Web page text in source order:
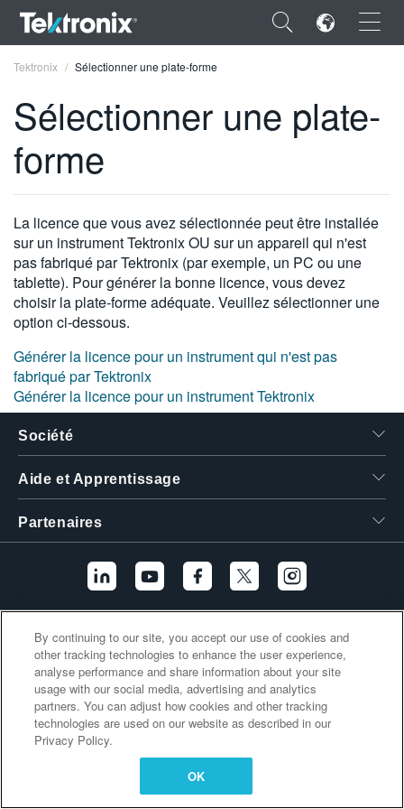
×
ENGLISH
DEUTSCH
VIỆT NAM
简体中文
日本語
한국어
Tektronix Sélectionner une plate-forme
Sélectionner une plate-
forme
La licence que vous avez sélectionnée peut être installée
sur un instrument Tektronix OU sur un appareil qui n'est
pas fabriqué par Tektronix (par exemple, un PC ou une
tablette). Pour générer la bonne licence, vous devez
choisir la plate-forme adéquate. Veuillez sélectionner une
option ci-dessous.
Générer la licence pour un instrument qui n'est pas
fabriqué par Tektronix
Générer la licence pour un instrument Tektronix
Société
Aide et Apprentissage
Partenaires
Liens supplémentaires
By continuing to our site, you accept our use of cookies and
other tracking technologies to enhance the user experience,
analyse performance and share information about your site
usage with our social media, advertising and analytics
partners. You can adjust how cookies and other tracking
technologies are used on our website as described in our
Privacy Policy.
OK